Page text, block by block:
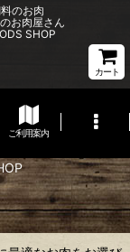
のお肉
お肉屋さん
SHOP
カート
ご利用案内